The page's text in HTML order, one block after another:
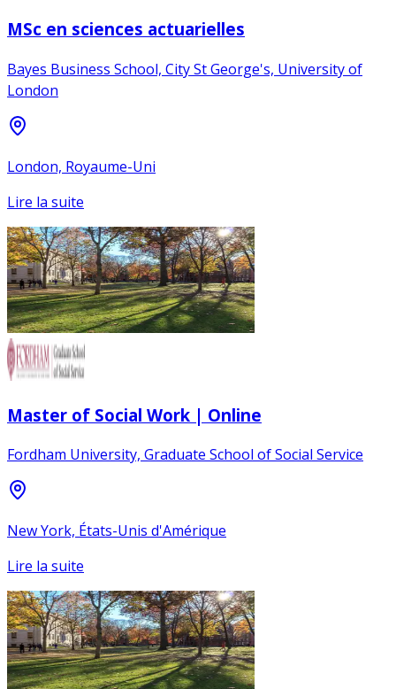
MSc en sciences actuarielles
Bayes Business School, City St George's, University of
London
London, Royaume-Uni
Lire la suite
Master of Social Work | Online
Fordham University, Graduate School of Social Service
New York, États-Unis d'Amérique
Lire la suite